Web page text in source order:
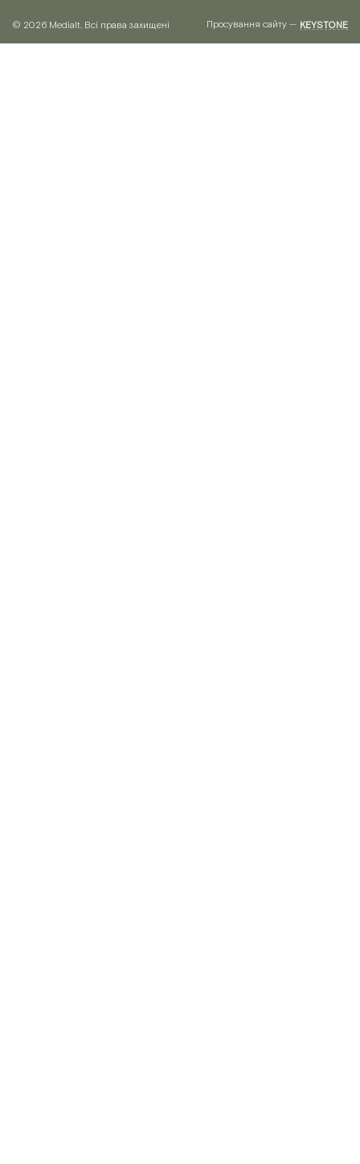
© 2026 Medialt. Всі права захищені Просування сайту — KEYSTONE